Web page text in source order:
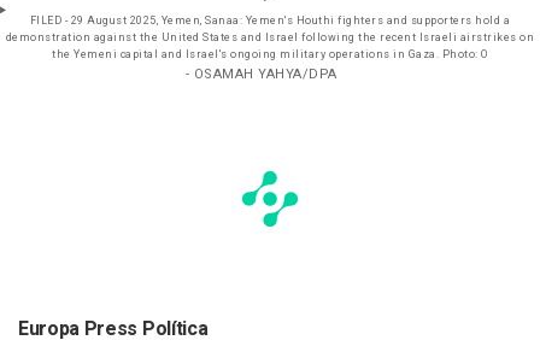
FILED - 29 August 2025, Yemen, Sanaa: Yemen's Houthi fighters and supporters hold a
demonstration against the United States and Israel following the recent Israeli airstrikes on
the Yemeni capital and Israel's ongoing military operations in Gaza. Photo: O
- OSAMAH YAHYA/DPA
Europa Press Política